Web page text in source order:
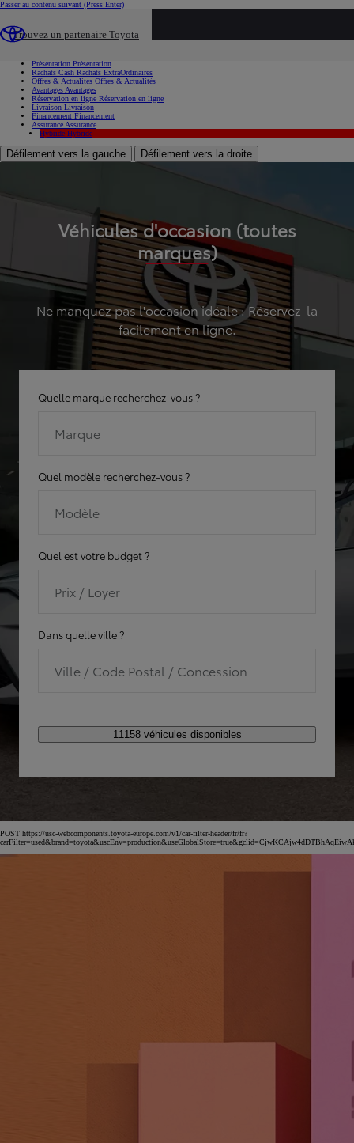
Passer au contenu suivant (Press Enter)
Trouvez un partenaire Toyota
Présentation Présentation
Rachats Cash Rachats ExtraOrdinaires
Offres & Actualités Offres & Actualités
Avantages Avantages
Réservation en ligne Réservation en ligne
Livraison Livraison
Financement Financement
Assurance Assurance
Hybride Hybride
Défilement vers la gauche Défilement vers la droite
Véhicules d'occasion (toutes
marques)
Ne manquez pas l'occasion idéale : Réservez-la
facilement en ligne.
Quelle marque recherchez-vous ?
Marque
Quel modèle recherchez-vous ?
Modèle
Quel est votre budget ?
Prix / Loyer
Dans quelle ville ?
Ville / Code Postal / Concession
11158 véhicules disponibles
POST https://usc-webcomponents.toyota-europe.com/v1/car-filter-header/fr/fr?